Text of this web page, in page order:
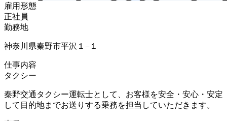
雇用形態
正社員
勤務地
神奈川県秦野市平沢１−１
仕事内容
タクシー
秦野交通タクシー運転士として、お客様を安全・安心・安定
して目的地までお送りする乗務を担当していただきます。